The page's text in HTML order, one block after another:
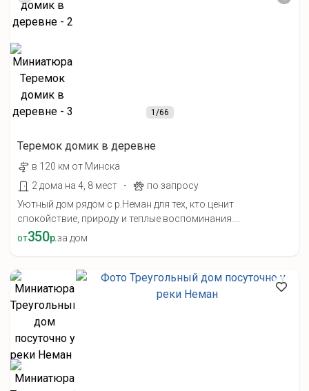
1/66
Теремок домик в деревне
в 120 км от Минска
2 дома на 4, 8 мест
·
по запросу
Уютный дом рядом с р.Неман для тех, кто ценит
спокойствие, природу и теплые воспоминания....
от350р.за дом